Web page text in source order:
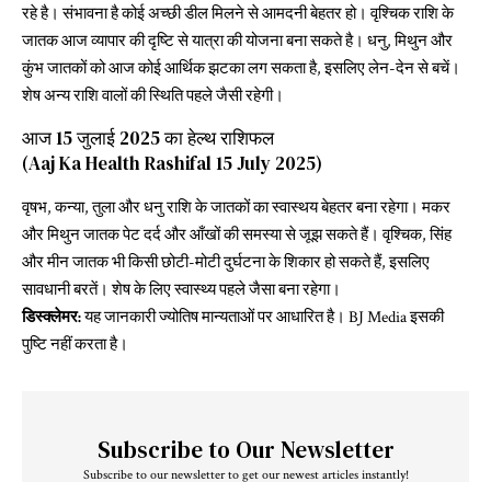
रहे है। संभावना है कोई अच्छी डील मिलने से आमदनी बेहतर हो। वृश्चिक राशि के
जातक आज व्यापार की दृष्टि से यात्रा की योजना बना सकते है। धनु, मिथुन और
कुंभ जातकों को आज कोई आर्थिक झटका लग सकता है, इसलिए लेन-देन से बचें।
शेष अन्य राशि वालों की स्थिति पहले जैसी रहेगी।
आज 15 जुलाई 2025 का हेल्थ राशिफल
(Aaj Ka Health Rashifal 15 July 2025)
वृषभ, कन्या, तुला और धनु राशि के जातकों का स्वास्थय बेहतर बना रहेगा। मकर
और मिथुन जातक पेट दर्द और आँखों की समस्या से जूझ सकते हैं। वृश्चिक, सिंह
और मीन जातक भी किसी छोटी-मोटी दुर्घटना के शिकार हो सकते हैं, इसलिए
सावधानी बरतें। शेष के लिए स्वास्थ्य पहले जैसा बना रहेगा।
डिस्क्लेमर:यह जानकारी ज्योतिष मान्यताओं पर आधारित है। BJ Media इसकी
पुष्टि नहीं करता है।
Subscribe to Our Newsletter
Subscribe to our newsletter to get our newest articles instantly!